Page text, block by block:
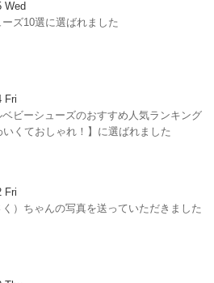
Wed
ズ10選に選ばれました
Fri
ベビーシューズのおすすめ人気ランキング
いくておしゃれ！】に選ばれました
Fri
く）ちゃんの写真を送っていただきました